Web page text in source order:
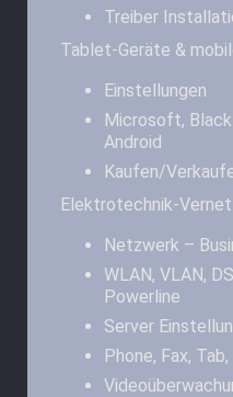
Treiber
Tablet-Geräte &
Einstellungen
Microsoft,
Android
Kaufen/
Elektrotechnik-
Netzwerk –
WLAN, VLAN,
Powerline
Server
Phone, Fax,